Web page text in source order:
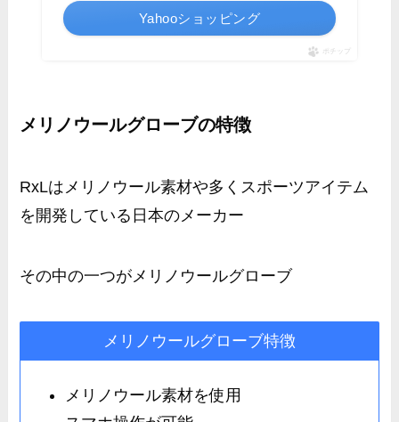
Yahooショッピング
ポチップ
メリノウールグローブの特徴
RxLはメリノウール素材や多くスポーツアイテム
を開発している日本のメーカー
その中の一つがメリノウールグローブ
メリノウールグローブ特徴
メリノウール素材を使用